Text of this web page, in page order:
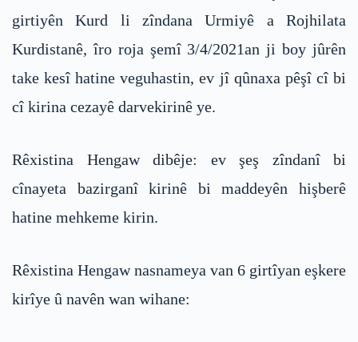
girtiyên Kurd li zîndana Urmiyê a Rojhilata
Kurdistanê, îro roja şemî 3/4/2021an ji boy jûrên
take kesî hatine veguhastin, ev jî qûnaxa pêşî cî bi
cî kirina cezayê darvekirinê ye.
Rêxistina Hengaw dibêje: ev şeş zîndanî bi
cînayeta bazirganî kirinê bi maddeyên hişberê
hatine mehkeme kirin.
Rêxistina Hengaw nasnameya van 6 girtîyan eşkere
kirîye û navên wan wihane: